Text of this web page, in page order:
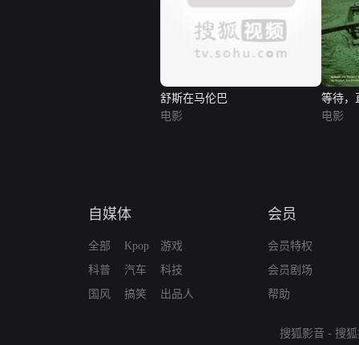
舒斯在马伦巴
电影
等待，
电影
自媒体
全部
科普
国风
Kpop
汽车
搞笑
游戏
科技
出品人
会员
会员特权
会员剧场
帮助
搜狐影音 - 搜